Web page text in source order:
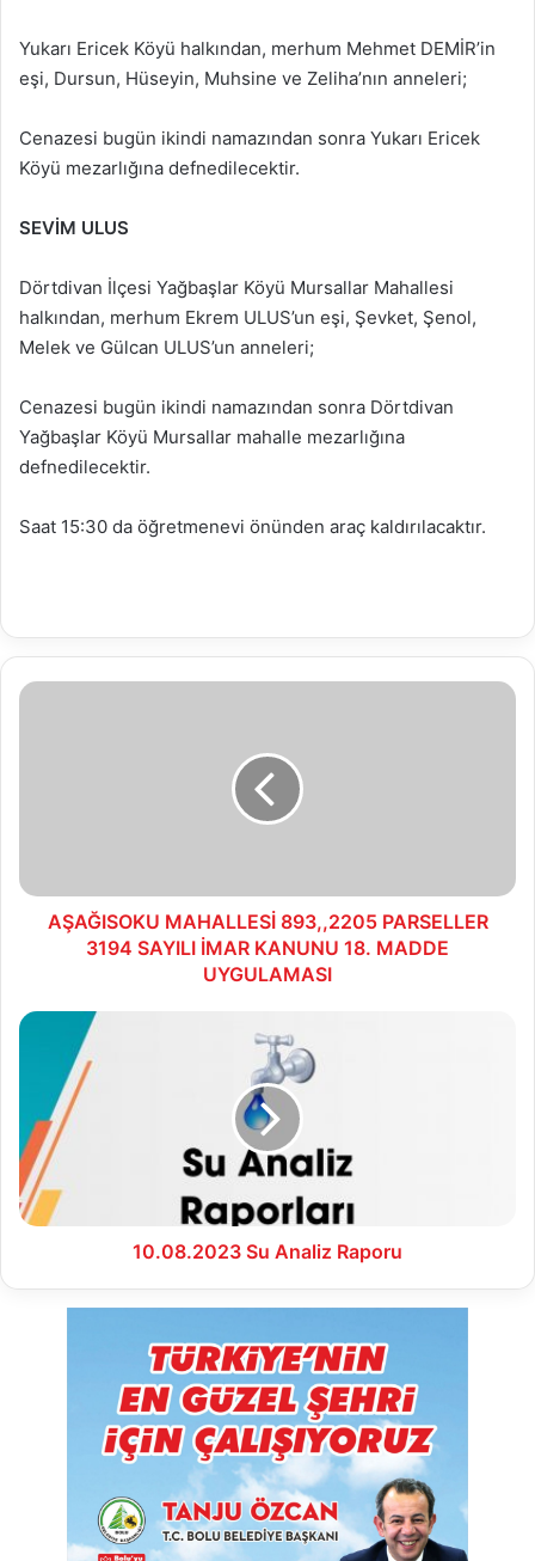
Yukarı Ericek Köyü halkından, merhum Mehmet DEMİR’in
eşi, Dursun, Hüseyin, Muhsine ve Zeliha’nın anneleri;
Cenazesi bugün ikindi namazından sonra Yukarı Ericek
Köyü mezarlığına defnedilecektir.
SEVİM ULUS
Dörtdivan İlçesi Yağbaşlar Köyü Mursallar Mahallesi
halkından, merhum Ekrem ULUS’un eşi, Şevket, Şenol,
Melek ve Gülcan ULUS’un anneleri;
Cenazesi bugün ikindi namazından sonra Dörtdivan
Yağbaşlar Köyü Mursallar mahalle mezarlığına
defnedilecektir.
Saat 15:30 da öğretmenevi önünden araç kaldırılacaktır.
AŞAĞISOKU
18.
MADDE
UYGULAMASI
AŞAĞISOKU MAHALLESİ 893,,2205 PARSELLER
3194 SAYILI İMAR KANUNU 18. MADDE
UYGULAMASI
10.08.2023
Raporu
10.08.2023 Su Analiz Raporu